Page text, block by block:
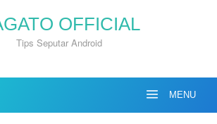
OFFICIAL
Tips Seputar Android
MENU